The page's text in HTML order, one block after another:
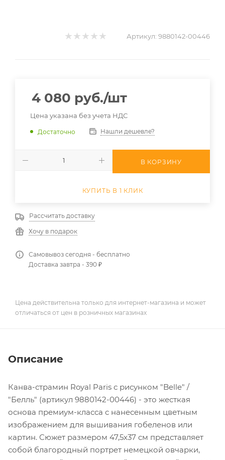
Артикул: 9880142-00446
4 080 руб./шт
Цена указана без учета НДС
Достаточно Нашли дешевле?
В КОРЗИНУ
КУПИТЬ В 1 КЛИК
Рассчитать доставку
Хочу в подарок
Самовывоз сегодня - бесплатно
Доставка завтра - 390 ₽
Цена действительна только для интернет-магазина и может
отличаться от цен в розничных магазинах
Описание
Канва-страмин Royal Paris с рисунком "Belle" /
"Белль" (артикул 9880142-00446) - это жесткая
основа премиум-класса с нанесенным цветным
изображением для вышивания гобеленов или
картин. Сюжет размером 47,5х37 см представляет
собой благородный портрет немецкой овчарки,